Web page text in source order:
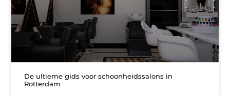
De ultieme gids voor schoonheidssalons in
Rotterdam